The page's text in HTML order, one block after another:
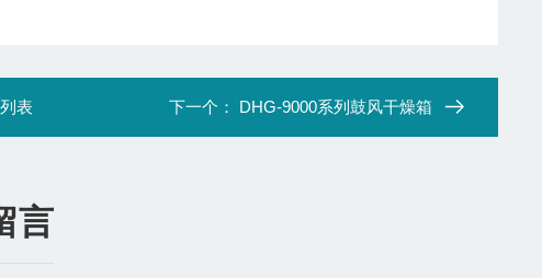
表 下一个： DHG-9000系列鼓风干燥箱
言